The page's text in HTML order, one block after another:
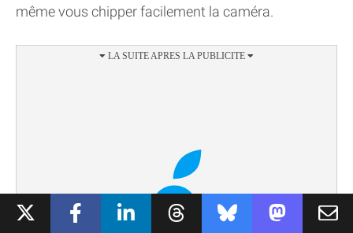
même vous chipper facilement la caméra.